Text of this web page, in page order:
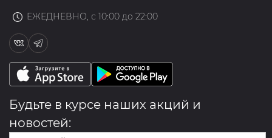
ЕЖЕДНЕВНО, с 10:00 до 22:00
Будьте в курсе наших акций и
новостей: